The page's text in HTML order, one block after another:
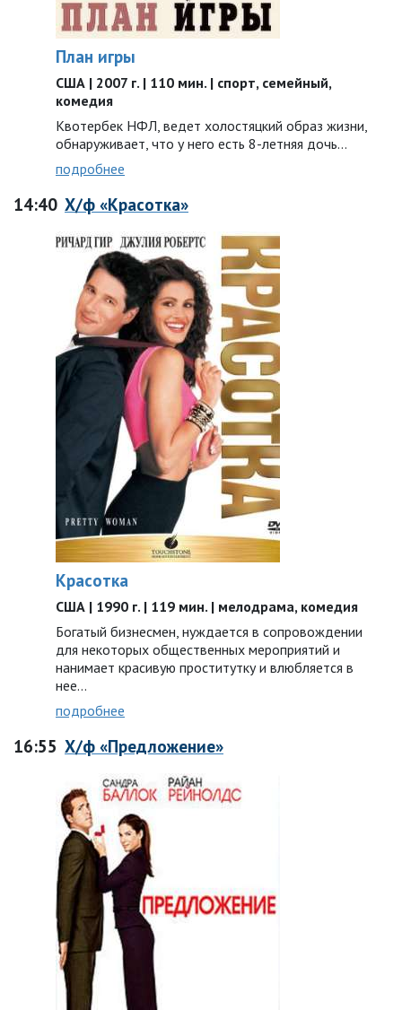
План игры
США | 2007 г. | 110 мин. | спорт, семейный,
комедия
Квотербек НФЛ, ведет холостяцкий образ жизни,
обнаруживает, что у него есть 8-летняя дочь…
подробнее
14:40 Х/ф «Красотка»
Красотка
США | 1990 г. | 119 мин. | мелодрама, комедия
Богатый бизнесмен, нуждается в сопровождении
для некоторых общественных мероприятий и
нанимает красивую проститутку и влюбляется в
нее...
подробнее
16:55 Х/ф «Предложение»